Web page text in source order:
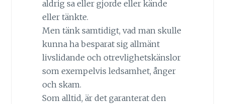
aldrig sa eller gjorde eller kände
eller tänkte.
Men tänk samtidigt, vad man skulle
kunna ha besparat sig allmänt
livslidande och otrevlighetskänslor
som exempelvis ledsamhet, ånger
och skam.
Som alltid, är det garanterat den